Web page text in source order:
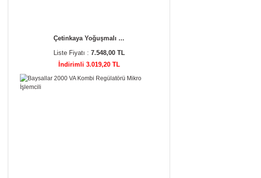
Çetinkaya Yoğuşmalı ...
Liste Fiyatı : 7.548,00 TL
İndirimli 3.019,20 TL